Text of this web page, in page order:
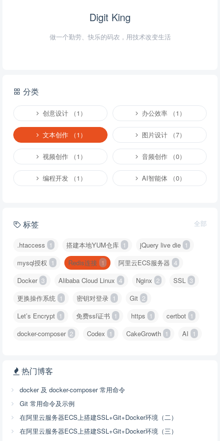
Digit King
做一个勤劳、快乐的码农，用技术改变生活
分类
创意设计 （1） 办公效率 （1）
文本创作 （1） 图片设计 （7）
视频创作 （1） 音频创作 （0）
编程开发 （1） AI智能体 （0）
标签 全部
.htaccess 1 搭建本地YUM仓库 1 jQuery live die 1
mysql授权 1 Redis连接 1 阿里云ECS服务器 4
Docker 3 Alibaba Cloud Linux 4 Nginx 2 SSL
3
更换操作系统 1 密钥对登录 1 Git 2
Let’s Encrypt 1 免费ssl证书 1 https 1 certbot 1
docker-composer 2 Codex 1 CakeGrowth 1 AI 1
热门博客
docker 及 docker-composer 常用命令
Git 常用命令及示例
在阿里云服务器ECS上搭建SSL+Git+Docker环境（二）
在阿里云服务器ECS上搭建SSL+Git+Docker环境（三）